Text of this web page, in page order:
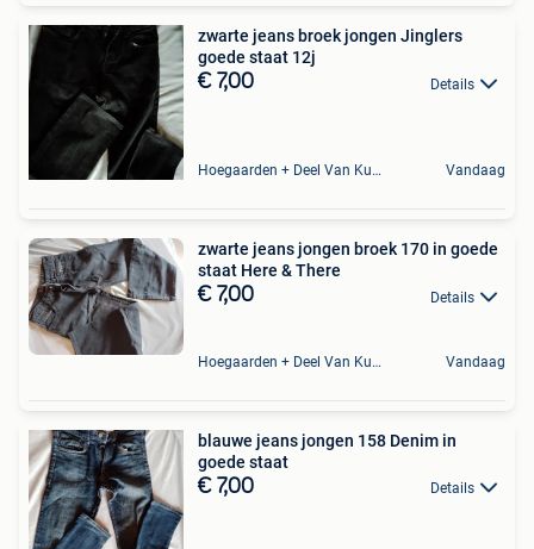
zwarte jeans broek jongen Jinglers
goede staat 12j
€ 7,00 Details
Hoegaarden + Deel Van Kumtich + Deel Van Tienen Vandaag
zwarte jeans jongen broek 170 in goede
staat Here & There
€ 7,00 Details
Hoegaarden + Deel Van Kumtich + Deel Van Tienen Vandaag
blauwe jeans jongen 158 Denim in
goede staat
€ 7,00 Details